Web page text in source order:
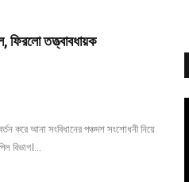
ফিরলো তত্ত্বাবধায়ক
করে আনা সংবিধানের পঞ্চদশ সংশোধনী নিয়ে
বিভাগ।…